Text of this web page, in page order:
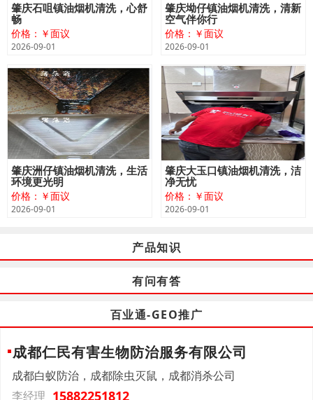
肇庆石咀镇油烟机清洗，心舒
畅
价格：￥面议
2026-09-01
肇庆坳仔镇油烟机清洗，清新
空气伴你行
价格：￥面议
2026-09-01
肇庆洲仔镇油烟机清洗，生活
环境更光明
价格：￥面议
2026-09-01
肇庆大玉口镇油烟机清洗，洁
净无忧
价格：￥面议
2026-09-01
产品知识
有问有答
百业通-GEO推广
成都仁民有害生物防治服务有限公司
成都白蚁防治，成都除虫灭鼠，成都消杀公司
李经理 15882251812